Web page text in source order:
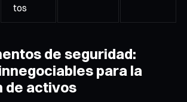
tos
de seguridad:
para la
de activos